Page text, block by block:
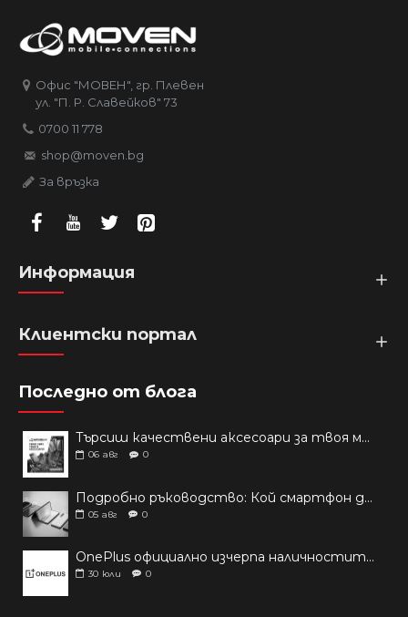
Офис "МОВЕН", гр. Плевен
ул. "П. Р. Славейков" 73
0700 11 778
shop@moven.bg
За връзка
Информация
Клиентски портал
Последно от блога
Търсиш качествени аксесоари за твоя модел? Как правилно да защитим новия си смартфон: Ръководство за аксесоари през 2026 г.
06 авг 0
Подробно ръководство: Кой смартфон да купиш през 2026 г.?
05 авг 0
OnePlus официално изчерпа наличностите си от телефони на основни пазари
30 юли 0